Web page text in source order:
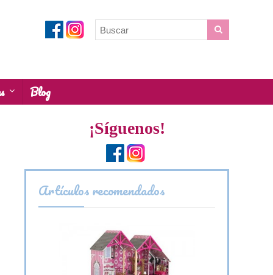
Blog
¡Síguenos!
Artículos recomendados